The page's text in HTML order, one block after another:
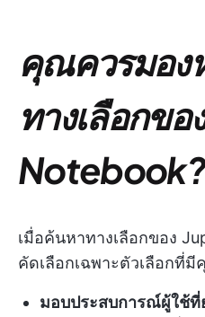
คุณควรมอง
ทางเลือกขอ
Notebook?
เมื่อค้นหาทางเลือกของ
คัดเลือกเฉพาะตัวเลือกที่
มอบประสบการณ์ผู้ใช้ที่